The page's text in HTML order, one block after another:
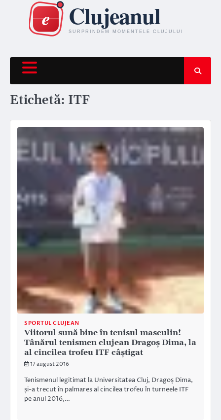
content
Etichetă: ITF
SPORTUL CLUJEAN
Viitorul sună bine în tenisul masculin!
Tânărul tenismen clujean Dragoș Dima, la
al cincilea trofeu ITF câștigat
17 august 2016
Tenismenul legitimat la Universitatea Cluj, Dragoș Dima,
și-a trecut în palmares al cincilea trofeu în turneele ITF
pe anul 2016,…